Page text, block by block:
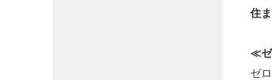
住
≪ゼ
ゼ